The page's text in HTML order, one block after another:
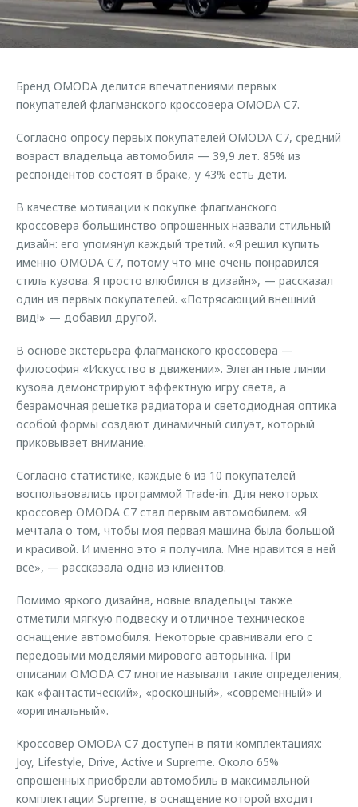
Страхование
Кредитный калькулятор
Одежда и сувениры
Трейд-ин
Калькулятор трейд-ин
Руководства по эксплуатации
Клиентская поддержка
Клуб владельцев OMODA
Аксессуары
Одежда и сувениры
Оригинальные аксессуары
Запчасти
Обратная связь
Бренд OMODA делится впечатлениями первых
покупателей флагманского кроссовера OMODA C7.
Согласно опросу первых покупателей OMODA C7, средний
возраст владельца автомобиля — 39,9 лет. 85% из
респондентов состоят в браке, у 43% есть дети.
В качестве мотивации к покупке флагманского
кроссовера большинство опрошенных назвали стильный
дизайн: его упомянул каждый третий. «Я решил купить
именно OMODA C7, потому что мне очень понравился
стиль кузова. Я просто влюбился в дизайн», — рассказал
один из первых покупателей. «Потрясающий внешний
вид!» — добавил другой.
В основе экстерьера флагманского кроссовера —
философия «Искусство в движении». Элегантные линии
кузова демонстрируют эффектную игру света, а
безрамочная решетка радиатора и светодиодная оптика
особой формы создают динамичный силуэт, который
приковывает внимание.
Согласно статистике, каждые 6 из 10 покупателей
воспользовались программой Trade-in. Для некоторых
кроссовер OMODA C7 стал первым автомобилем. «Я
мечтала о том, чтобы моя первая машина была большой
и красивой. И именно это я получила. Мне нравится в ней
всё», — рассказала одна из клиентов.
Помимо яркого дизайна, новые владельцы также
отметили мягкую подвеску и отличное техническое
оснащение автомобиля. Некоторые сравнивали его с
передовыми моделями мирового авторынка. При
описании OMODA C7 многие называли такие определения,
как «фантастический», «роскошный», «современный» и
«оригинальный».
Кроссовер OMODA C7 доступен в пяти комплектациях:
Joy, Lifestyle, Drive, Active и Supreme. Около 65%
опрошенных приобрели автомобиль в максимальной
комплектации Supreme, в оснащение которой входит